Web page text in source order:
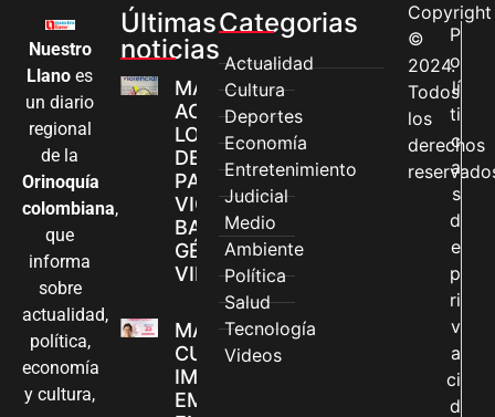
Nuestro
Llano es
un diario
regional
de la
Orinoquía
colombiana,
que
informa
sobre
actualidad,
política,
economía
y cultura,
Últimas
noticias
MÁS MUJERES
ACCEDEN A
LOS CANALES
DE ATENCIÓN
PARA
VIOLENCIAS
BASADAS EN
GÉNERO EN
VILLAVICENCIO
MADRES
CUIDADORAS
IMPULSAN SUS
EMPRENDIMIENTOS
Categorias
Actualidad
Cultura
Deportes
Economía
Entretenimiento
Judicial
Medio
Ambiente
Política
Salud
Tecnología
Videos
Copyright
©
2024.
Todos
los
derechos
P
o
lí
ti
c
a
s
d
e
p
ri
v
a
ci
d